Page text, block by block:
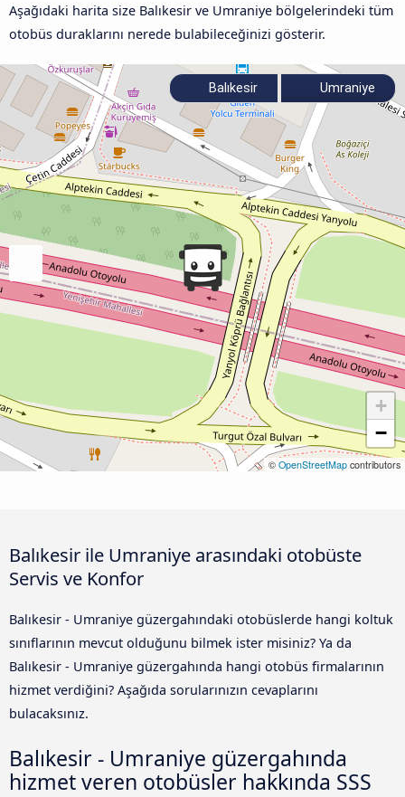
Aşağıdaki harita size Balıkesir ve Umraniye bölgelerindeki tüm
otobüs duraklarını nerede bulabileceğinizi gösterir.
+
−
©OpenStreetMap contributors
Balıkesir Umraniye
Balıkesir ile Umraniye arasındaki otobüste
Servis ve Konfor
Balıkesir - Umraniye güzergahındaki otobüslerde hangi koltuk
sınıflarının mevcut olduğunu bilmek ister misiniz? Ya da
Balıkesir - Umraniye güzergahında hangi otobüs firmalarının
hizmet verdiğini? Aşağıda sorularınızın cevaplarını
bulacaksınız.
Balıkesir - Umraniye güzergahında
hizmet veren otobüsler hakkında SSS